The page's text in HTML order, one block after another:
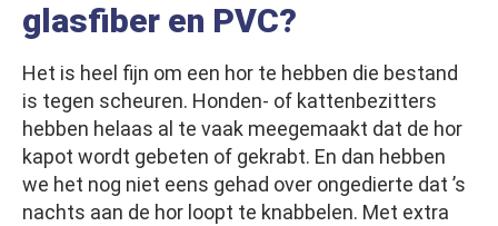
glasfiber en PVC?
Het is heel fijn om een hor te hebben die bestand
is tegen scheuren. Honden- of kattenbezitters
hebben helaas al te vaak meegemaakt dat de hor
kapot wordt gebeten of gekrabt. En dan hebben
we het nog niet eens gehad over ongedierte dat ’s
nachts aan de hor loopt te knabbelen. Met extra